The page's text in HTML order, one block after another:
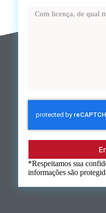
*Respeitamos sua
informações são